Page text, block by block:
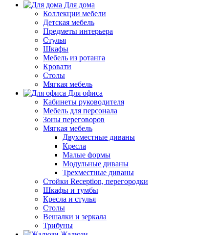
Для дома
Коллекции мебели
Детская мебель
Предметы интерьера
Стулья
Шкафы
Мебель из ротанга
Кровати
Столы
Мягкая мебель
Для офиса
Кабинеты руководителя
Мебель для персонала
Зоны переговоров
Мягкая мебель
Двухместные диваны
Кресла
Малые формы
Модульные диваны
Трехместные диваны
Стойки Reception, перегородки
Шкафы и тумбы
Кресла и стулья
Столы
Вешалки и зеркала
Трибуны